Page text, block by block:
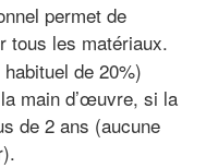
permet de
tous les matériaux.
de 20%)
main d’œuvre, si la
de 2 ans (aucune